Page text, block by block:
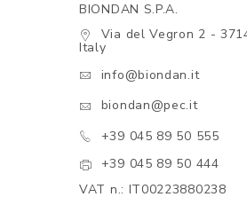
BIONDAN S.P.A.
Via del Vegron 2 -
Italy
info@biondan.it
biondan@pec.it
+39 045 89 50 555
+39 045 89 50 444
VAT n.: IT00223880238